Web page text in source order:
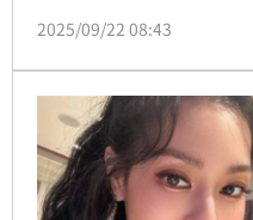
還是被移送法辦。而不只
導市民放颱風假，目前
理中。
2025/09/22 08:43